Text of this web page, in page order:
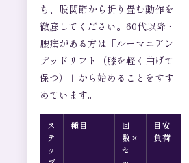
ち、股関節から折り畳む動作を
徹底してください。60代以降・
腰痛がある方は「ルーマニアン
デッドリフト（膝を軽く曲げて
保つ）」から始めることをすす
めています。
ス
テ
ッ
種目
回
数×
セ
目安
負荷